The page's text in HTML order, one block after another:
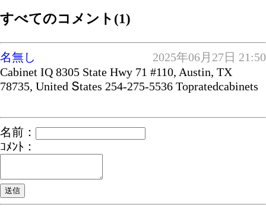
すべてのコメント(1)
名無し
2025年06月27日 21:50
Cabinet IQ 8305 State Hwy 71 #110, Austin, TX
78735, United Տtates 254-275-5536 Topratedcabinets
名前：
ｺﾒﾝﾄ：